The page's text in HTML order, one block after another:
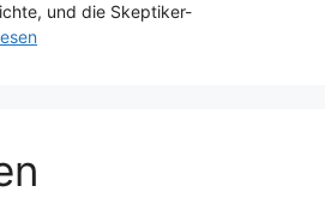
und die Skeptiker-